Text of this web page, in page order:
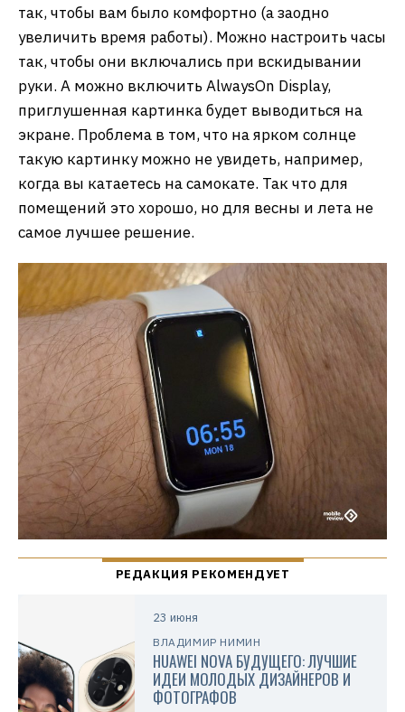
так, чтобы вам было комфортно (а заодно
увеличить время работы). Можно настроить часы
так, чтобы они включались при вскидывании
руки. А можно включить AlwaysOn Display,
приглушенная картинка будет выводиться на
экране. Проблема в том, что на ярком солнце
такую картинку можно не увидеть, например,
когда вы катаетесь на самокате. Так что для
помещений это хорошо, но для весны и лета не
самое лучшее решение.
23 июня
ВЛАДИМИР НИМИН
HUAWEI NOVA БУДУЩЕГО: ЛУЧШИЕ
ИДЕИ МОЛОДЫХ ДИЗАЙНЕРОВ И
ФОТОГРАФОВ